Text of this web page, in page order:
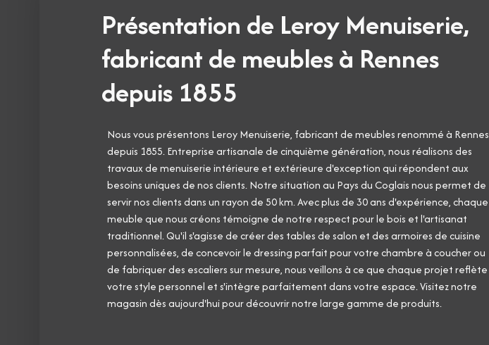
Présentation de Leroy Menuiserie,
fabricant de meubles à Rennes
depuis 1855
Nous vous présentons Leroy Menuiserie, fabricant de meubles renommé à Rennes
depuis 1855. Entreprise artisanale de cinquième génération, nous réalisons des
travaux de menuiserie intérieure et extérieure d'exception qui répondent aux
besoins uniques de nos clients. Notre situation au Pays du Coglais nous permet de
servir nos clients dans un rayon de 50 km. Avec plus de 30 ans d'expérience, chaque
meuble que nous créons témoigne de notre respect pour le bois et l'artisanat
traditionnel. Qu'il s'agisse de créer des tables de salon et des armoires de cuisine
personnalisées, de concevoir le dressing parfait pour votre chambre à coucher ou
de fabriquer des escaliers sur mesure, nous veillons à ce que chaque projet reflète
votre style personnel et s'intègre parfaitement dans votre espace. Visitez notre
magasin dès aujourd'hui pour découvrir notre large gamme de produits.